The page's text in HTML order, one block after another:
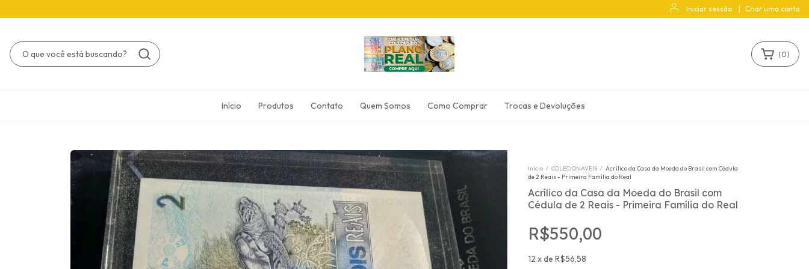
Iniciar sessão | Criar uma conta
(0)
Início Produtos Contato Quem Somos Como Comprar Trocas e Devoluções
Início / COLECIONAVEIS / Acrílico da Casa da Moeda do Brasil com Cédula
de 2 Reais - Primeira Família do Real
Acrílico da Casa da Moeda do Brasil com
Cédula de 2 Reais - Primeira Família do Real
R$550,00
12 xde R$56,58